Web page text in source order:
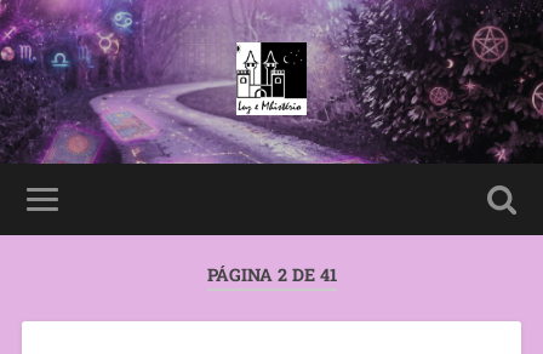
PÁGINA 2 DE 41